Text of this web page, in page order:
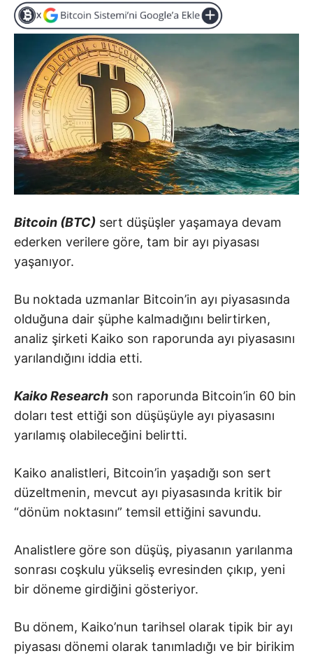
Bitcoin (BTC) sert düşüşler yaşamaya devam
ederken verilere göre, tam bir ayı piyasası
yaşanıyor.
Bu noktada uzmanlar Bitcoin’in ayı piyasasında
olduğuna dair şüphe kalmadığını belirtirken,
analiz şirketi Kaiko son raporunda ayı piyasasını
yarılandığını iddia etti.
Kaiko Research son raporunda Bitcoin’in 60 bin
doları test ettiği son düşüşüyle ayı piyasasını
yarılamış olabileceğini belirtti.
Kaiko analistleri, Bitcoin’in yaşadığı son sert
düzeltmenin, mevcut ayı piyasasında kritik bir
“dönüm noktasını” temsil ettiğini savundu.
Analistlere göre son düşüş, piyasanın yarılanma
sonrası coşkulu yükseliş evresinden çıkıp, yeni
bir döneme girdiğini gösteriyor.
Bu dönem, Kaiko’nun tarihsel olarak tipik bir ayı
piyasası dönemi olarak tanımladığı ve bir birikim